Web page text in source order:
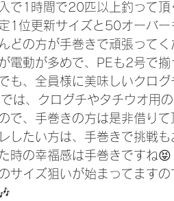
で1時間で20匹以上釣って
1位更新サイズと50オーバ
どの方が手巻きで頑張って
電動が多めで、PEも2号で
も、全員様に美味しいクロ
は、クログチやタチウオ用
で、手巻きの方は是非借り
したい方は、手巻きで挑戦
時の幸福感は手巻きですね😝
サイズ狙いが始まってます